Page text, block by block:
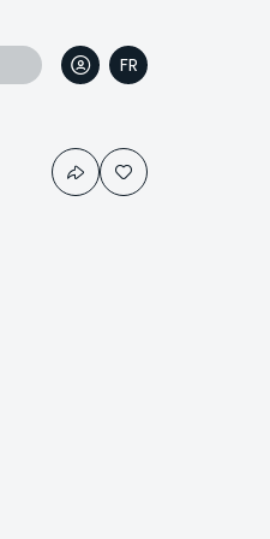
FR
IT
EN
DE